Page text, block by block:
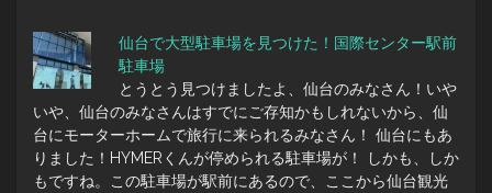
仙台で大型駐車場を見つけた！国際センター駅前
駐車場
とうとう見つけましたよ、仙台のみなさん！いや
いや、仙台のみなさんはすでにご存知かもしれないから、仙
台にモーターホームで旅行に来られるみなさん！ 仙台にもあ
りました！HYMERくんが停められる駐車場が！ しかも、しか
もですね。この駐車場が駅前にあるので、ここから仙台観光